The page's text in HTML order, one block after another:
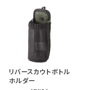
リバースカウトボトル
ホルダー